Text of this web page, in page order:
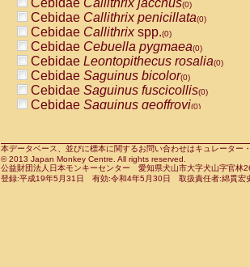
PitheciidaePithecia pithecia(0)
CercopithecidaeCercocebus agilis
CercopithecidaeCercocebus
CercopithecidaeCercocebus
CercopithecidaeCercocebus
CercopithecidaeCercocebus
CercopithecidaeCercocebushybrid
CercopithecidaePapio anubis(0)
CercopithecidaePapio cynocephalus
CercopithecidaePapio hamadryas(0)
Cebidae Callithrix jacchus(0)
Cebidae Callithrix penicillata(0)
Cebidae Callithrixspp.(0)
Cebidae Cebuella pygmaea(0)
Cebidae Leontopithecus rosalia(0)
Cebidae Saguinus bicolor(0)
Cebidae Saguinus fuscicollis(0)
Cebidae Saguinus geoffroyi(0)
CebidaeSaguinus leucopus(0)
CebidaeSaguinus midas(0)
Cebidae Saguinus mystax(0)
本データベース、並びに標本に関するお問い合わせはキュレータ
© 2013 Japan Monkey Centre. All rights reserved.
公益財団法人日本モンキーセンター 愛知県犬山市大字犬山字官
登録:平成19年5月31日 有効:令和4年5月30日 取扱責任者:綿貫宏